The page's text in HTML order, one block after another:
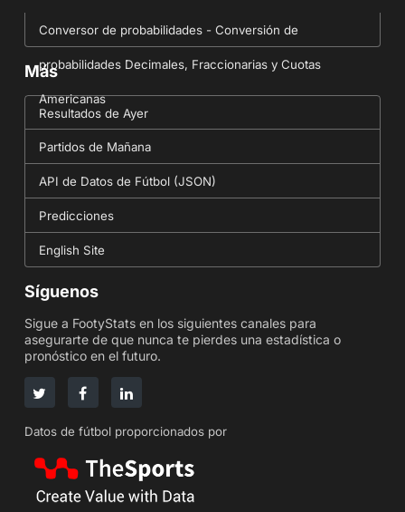
Conversor de probabilidades - Conversión de
probabilidades Decimales, Fraccionarias y Cuotas
Americanas
Más
Resultados de Ayer
Partidos de Mañana
API de Datos de Fútbol (JSON)
Predicciones
English Site
Síguenos
Sigue a FootyStats en los siguientes canales para
asegurarte de que nunca te pierdes una estadística o
pronóstico en el futuro.
Datos de fútbol proporcionados por